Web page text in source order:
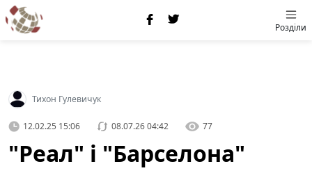
Розділи
Тихон Гулевичук
12.02.25 15:06 08.07.26 04:42 77
"Реал" і "Барселона"